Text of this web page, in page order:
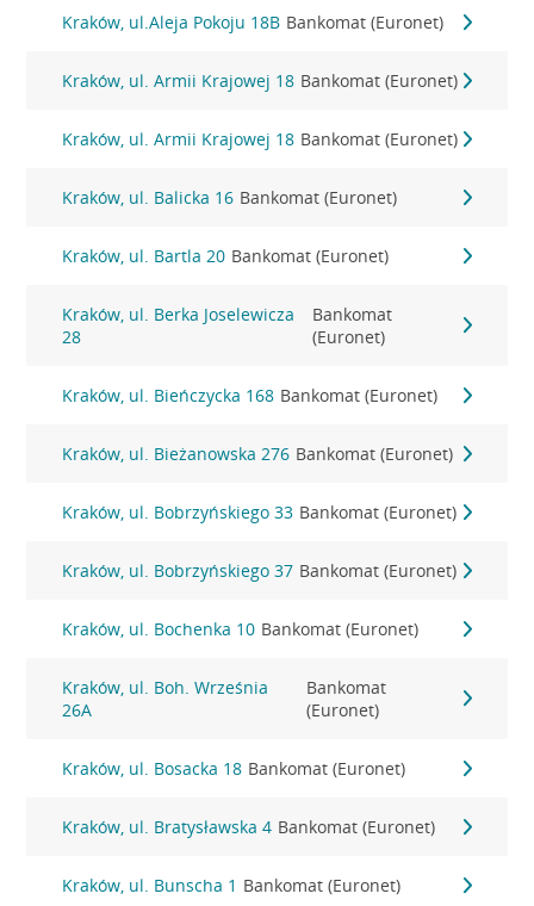
Kraków, ul.Aleja Pokoju 18B Bankomat (Euronet)
Kraków, ul. Armii Krajowej 18 Bankomat (Euronet)
Kraków, ul. Armii Krajowej 18 Bankomat (Euronet)
Kraków, ul. Balicka 16 Bankomat (Euronet)
Kraków, ul. Bartla 20 Bankomat (Euronet)
Kraków, ul. Berka Joselewicza
28
Bankomat
(Euronet)
Kraków, ul. Bieńczycka 168 Bankomat (Euronet)
Kraków, ul. Bieżanowska 276 Bankomat (Euronet)
Kraków, ul. Bobrzyńskiego 33 Bankomat (Euronet)
Kraków, ul. Bobrzyńskiego 37 Bankomat (Euronet)
Kraków, ul. Bochenka 10 Bankomat (Euronet)
Kraków, ul. Boh. Września
26A
Bankomat
(Euronet)
Kraków, ul. Bosacka 18 Bankomat (Euronet)
Kraków, ul. Bratysławska 4 Bankomat (Euronet)
Kraków, ul. Bunscha 1 Bankomat (Euronet)